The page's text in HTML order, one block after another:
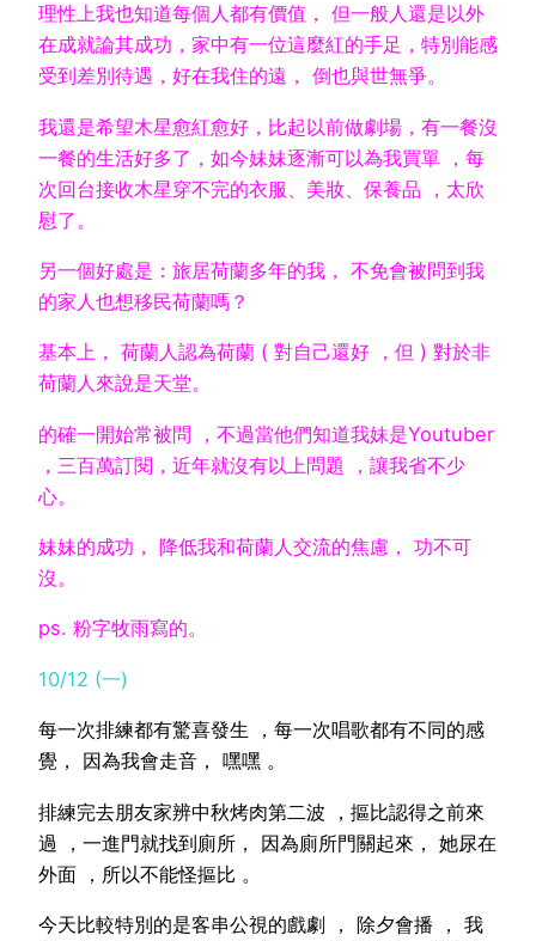
理性上我也知道每個人都有價值， 但一般人還是以外
在成就論其成功，家中有一位這麼紅的手足，特別能感
受到差別待遇，好在我住的遠， 倒也與世無爭。
我還是希望木星愈紅愈好，比起以前做劇場，有一餐沒
一餐的生活好多了，如今妹妹逐漸可以為我買單 ，每
次回台接收木星穿不完的衣服、美妝、保養品 ，太欣
慰了。
另一個好處是：旅居荷蘭多年的我， 不免會被問到我
的家人也想移民荷蘭嗎？
基本上， 荷蘭人認為荷蘭 ( 對自己還好 ，但 ) 對於非
荷蘭人來說是天堂。
的確一開始常被問 ，不過當他們知道我妹是Youtuber
，三百萬訂閱，近年就沒有以上問題 ，讓我省不少
心。
妹妹的成功， 降低我和荷蘭人交流的焦慮， 功不可
沒。
ps. 粉字牧雨寫的。
10/12 (一)
每一次排練都有驚喜發生 ，每一次唱歌都有不同的感
覺， 因為我會走音， 嘿嘿 。
排練完去朋友家辨中秋烤肉第二波 ，摳比認得之前來
過 ，一進門就找到廁所， 因為廁所門關起來， 她尿在
外面 ，所以不能怪摳比 。
今天比較特別的是客串公視的戲劇 ， 除夕會播 ， 我